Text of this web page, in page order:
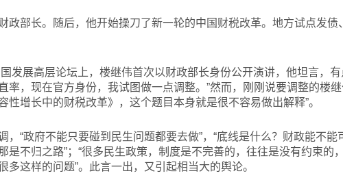
政部长。随后，他开始操刀了新一轮的中国财税改革。地方试点发
发展高层论坛上，楼继伟首次以财政部长身份公开演讲，他坦言，有
率，现在官方身份，我试图做一点调整。”然而，刚刚说要调整的楼
性增长中的财税改革》，这个题目本身就是很不容易做出解释”。
，“政府不能只要碰到民生问题都要去做”，“底线是什么？财政能不能
是不归之路”；“很多民生政策，制度是不完善的，往往是没有约束的
多这样的问题”。此言一出，又引起相当大的舆论。